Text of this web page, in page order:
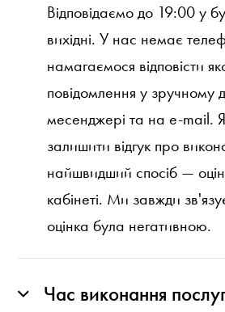
Відповідаємо до 19:00 у
вихідні. У нас немає
намагаємося відповісти
повідомлення у зручному
месенджері та на e-mail.
залишити відгук про
найшвидший спосіб —
кабінеті. Ми завжди
оцінка була негативною.
Час виконання